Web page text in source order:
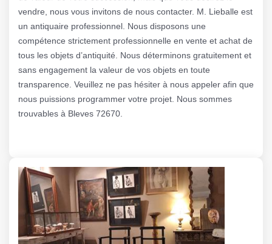
vendre, nous vous invitons de nous contacter. M. Lieballe est
un antiquaire professionnel. Nous disposons une
compétence strictement professionnelle en vente et achat de
tous les objets d’antiquité. Nous déterminons gratuitement et
sans engagement la valeur de vos objets en toute
transparence. Veuillez ne pas hésiter à nous appeler afin que
nous puissions programmer votre projet. Nous sommes
trouvables à Bleves 72670.